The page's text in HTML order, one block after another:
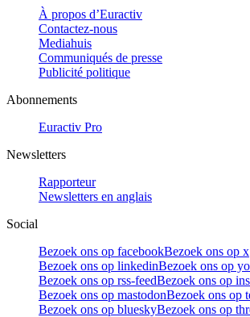
À propos d’Euractiv
Contactez-nous
Mediahuis
Communiqués de presse
Publicité politique
Abonnements
Euractiv Pro
Newsletters
Rapporteur
Newsletters en anglais
Social
Bezoek ons op facebookBezoek ons op x
Bezoek ons op linkedinBezoek ons op
Bezoek ons op rss-feedBezoek ons op
Bezoek ons op mastodonBezoek ons op
Bezoek ons op blueskyBezoek ons op